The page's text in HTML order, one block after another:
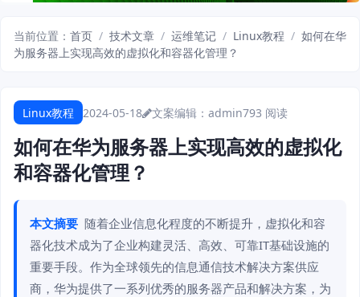
当前位置： 首页 / 技术文章 / 运维笔记 / Linux教程 / 如何在华
为服务器上实现高效的虚拟化和容器化管理？
Linux教程 2024-05-18 文案编辑：admin793 阅读
如何在华为服务器上实现高效的虚拟化
和容器化管理？
本文摘要 随着企业信息化程度的不断提升，虚拟化和容
器化技术成为了企业构建灵活、高效、可靠IT基础设施的
重要手段。作为全球领先的信息通信技术解决方案供应
商，华为提供了一系列优秀的服务器产品和解决方案，为